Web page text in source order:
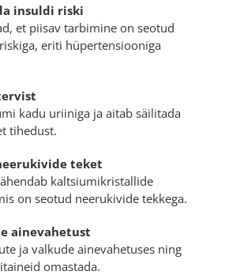
insuldi riski
et piisav tarbimine on seotud
eriti hüpertensiooniga
kadu uriiniga ja aitab säilitada
tihedust.
teket
kaltsiumikristallide
on seotud neerukivide tekkega.
ainevahetust
ja valkude ainevahetuses ning
omastada.